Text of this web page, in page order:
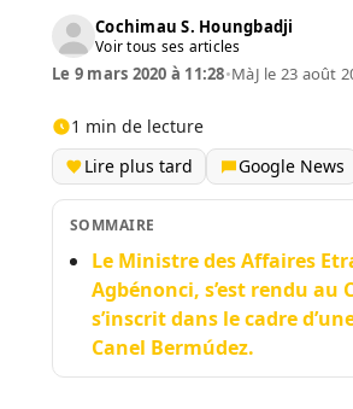
Cochimau S. Houngbadji
Voir tous ses articles
Le 9 mars 2020 à 11:28•MàJ le 23 août
1 min de lecture
Lire plus tard
Google News
SOMMAIRE
Le Ministre des Affaires
Agbénonci, s’est rendu au
s’inscrit dans le cadre
Canel Bermúdez.